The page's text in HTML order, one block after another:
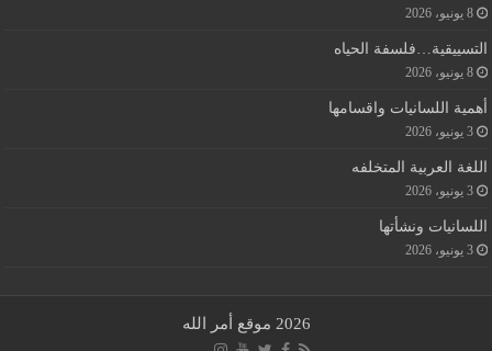
8 يونيو، 2026
التسييقية…فلسفة الحياه
8 يونيو، 2026
أهمية اللسانيات واقسامها
3 يونيو، 2026
اللغة العربية المتخلفه
3 يونيو، 2026
اللسانيات ونشأتها
3 يونيو، 2026
2026 موقع أمر الله